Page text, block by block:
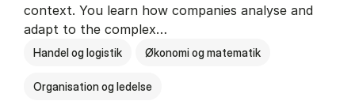
context. You learn how companies analyse and
adapt to the complex…
Handel og logistik Økonomi og matematik
Organisation og ledelse